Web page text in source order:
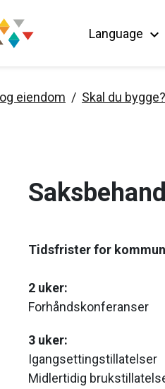
Language keyboard_arrow_down
eiendom Skal du bygge?
Tidsfrister for
2 uker:
Forhåndskonferanser
3 uker:
Igangsettingstillatelser
Midlertidig